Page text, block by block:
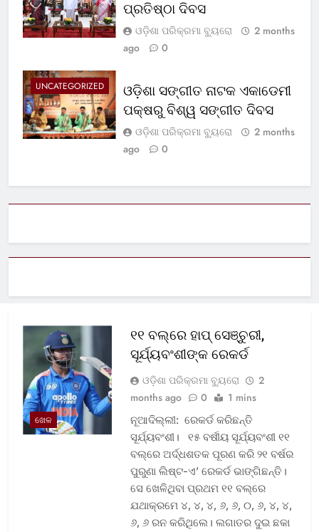
ପ୍ରତିଷ୍ଠା ଦିବସ
ଓଡ଼ିଶା ପରିକ୍ରମା ବ୍ୟୁରୋ
2 months
ago
0
UNCATEGORIZED
ଓଡ଼ିଶା ସଙ୍ଗୀତ ନାଟକ ଏକାଡେମୀ
ପକ୍ଷରୁ ବିଶ୍ୱ ସଙ୍ଗୀତ ଦିବସ
ଓଡ଼ିଶା ପରିକ୍ରମା ବ୍ୟୁରୋ
2 months
ago
0
ଖେଳ
୧୧ ବଲ୍‌ରେ ହାପ୍ ସେଞ୍ଚୁରୀ,
ସୂର୍ଯ୍ୟବଂଶୀଙ୍କ ରେକର୍ଡ
ଓଡ଼ିଶା ପରିକ୍ରମା ବ୍ୟୁରୋ
2
months ago
0 1 mins
ନୂଆଦିଲ୍ଲୀ: ରେକର୍ଡ କରିଛନ୍ତି
ସୂର୍ଯ୍ୟବଂଶୀ। ୧୫ ବର୍ଷୀୟ ସୂର୍ଯ୍ୟବଂଶୀ ୧୧
ବଲ୍‌ରେ ଅର୍ଦ୍ଧଶତକ ପୂରଣ କରି ୨୧ ବର୍ଷର
ପୁରୁଣା ଲିଷ୍ଟ-ଏ’ ରେକର୍ଡ ଭାଙ୍ଗିଛନ୍ତି।
ସେ ଖେଳିଥିବା ପ୍ରଥମ ୧୧ ବଲ୍‌ରେ
ଯଥାକ୍ରମେ ୪, ୪, ୪, ୬, ୬, ୦, ୬, ୪, ୪,
୬, ୬ ରନ କରିଥିଲେ। ଲଗାତର ଦୁଇ ଛକା